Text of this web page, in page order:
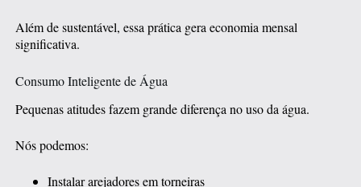
Além de sustentável, essa prática gera economia mensal
significativa.
Consumo Inteligente de Água
Pequenas atitudes fazem grande diferença no uso da água.
Nós podemos:
Instalar arejadores em torneiras